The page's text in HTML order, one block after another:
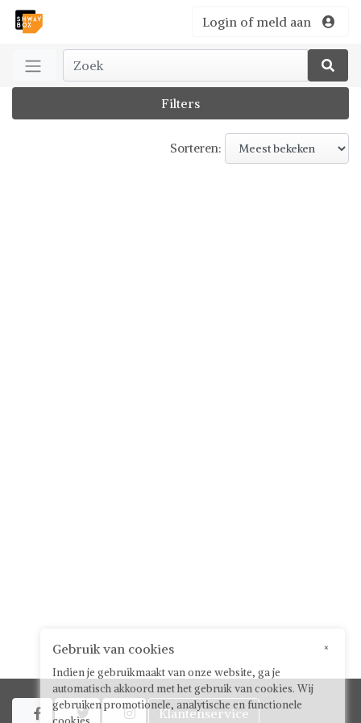
Login of meld aan
Filters
Sorteren:
   Klantenservice
×
Gebruik van cookies
Indien je gebruikmaakt van onze website, ga je
automatisch akkoord met het gebruik van cookies. Wij
gebruiken promotionele, analytische en functionele